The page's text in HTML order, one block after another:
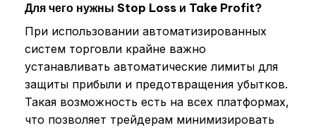
Для чего нужны Stop Loss и Take Profit?
При использовании автоматизированных
систем торговли крайне важно
устанавливать автоматические лимиты для
защиты прибыли и предотвращения убытков.
Такая возможность есть на всех платформах,
что позволяет трейдерам минимизировать